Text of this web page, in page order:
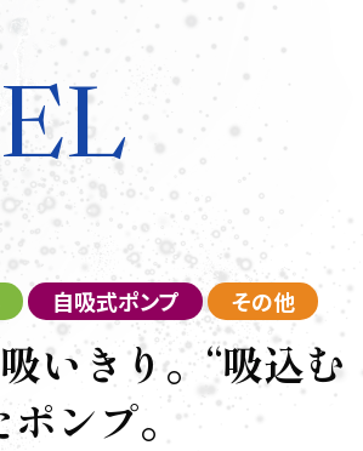
自吸式ポンプ その他
いきり。“吸込む
ンプ。